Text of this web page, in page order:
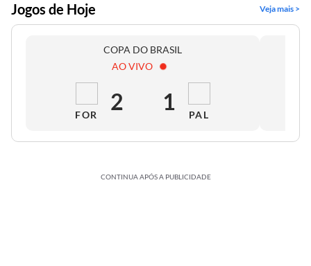
Jogos de Hoje Veja mais >
COPA DO BRASIL
AO VIVO
FOR 2 1 PAL
CONTINUA APÓS A PUBLICIDADE